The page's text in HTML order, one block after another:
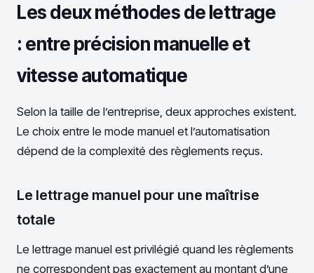
Les deux méthodes de lettrage
: entre précision manuelle et
vitesse automatique
Selon la taille de l’entreprise, deux approches existent.
Le choix entre le mode manuel et l’automatisation
dépend de la complexité des règlements reçus.
Le lettrage manuel pour une maîtrise
totale
Le lettrage manuel est privilégié quand les règlements
ne correspondent pas exactement au montant d’une